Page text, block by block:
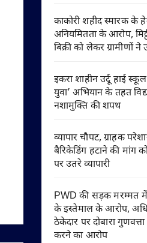
काकोरी शहीद स्मारक के
अनियमितता के आरोप,
बिक्री को लेकर ग्रामीणों
इकरा शाहीन उर्दू हाई
युवा’ अभियान के तहत
नशामुक्ति की शपथ
व्यापार चौपट, ग्राहक
बैरिकेडिंग हटाने की मांग
पर उतरे व्यापारी
PWD की सड़क मरम्मत में
के इस्तेमाल के आरोप,
ठेकेदार पर दोबारा
करने का आरोप